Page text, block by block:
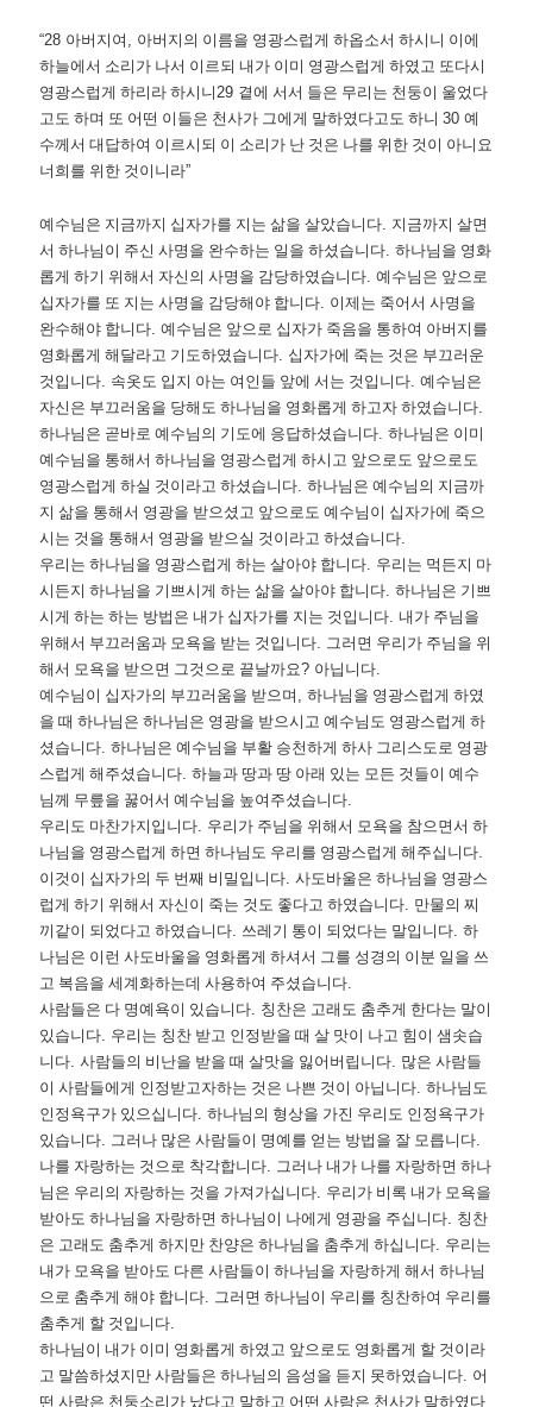
“28 아버지여 , 아버지의 이름을 영광스럽게 하옵소서 하시니 이에
하늘에서 소리가 나서 이르되 내가 이미 영광스럽게 하였고 또다시
영광스럽게 하리라 하시니29 곁에 서서 들은 무리는 천둥이 울었다
고도 하며 또 어떤 이들은 천사가 그에게 말하였다고도 하니30예
수께서 대답하여 이르시되 이 소리가 난 것은 나를 위한 것이 아니요
너희를 위한 것이니라”
예수님은 지금까지 십자가를 지는 삶을 살았습니다. 지금까지 살면
서 하나님이 주신 사명을 완수하는 일을 하셨습니다.하나님을 영화
롭게 하기 위해서 자신의 사명을 감당하였습니다.예수님은 앞으로
십자가를 또 지는 사명을 감당해야 합니다. 이제는 죽어서 사명을
완수해야 합니다.예수님은 앞으로 십자가 죽음을 통하여 아버지를
영화롭게 해달라고 기도하였습니다. 십자가에 죽는 것은 부끄러운
것입니다. 속옷도 입지 아는 여인들 앞에 서는 것입니다.예수님은
자신은 부끄러움을 당해도 하나님을 영화롭게 하고자 하였습니다.
하나님은 곧바로 예수님의 기도에 응답하셨습니다.하나님은 이미
예수님을 통해서 하나님을 영광스럽게 하시고 앞으로도 앞으로도
영광스럽게 하실 것이라고 하셨습니다.하나님은 예수님의 지금까
지 삶을 통해서 영광을 받으셨고 앞으로도 예수님이 십자가에 죽으
시는 것을 통해서 영광을 받으실 것이라고 하셨습니다.
우리는 하나님을 영광스럽게 하는 살아야 합니다. 우리는 먹든지 마
시든지 하나님을 기쁘시게 하는 삶을 살아야 합니다.하나님은 기쁘
시게 하는 하는 방법은 내가 십자가를 지는 것입니다.내가 주님을
위해서 부끄러움과 모욕을 받는 것입니다. 그러면 우리가 주님을 위
해서 모욕을 받으면 그것으로 끝날까요? 아닙니다.
예수님이 십자가의 부끄러움을 받으며 ,하나님을 영광스럽게 하였
을 때 하나님은 하나님은 영광을 받으시고 예수님도 영광스럽게 하
셨습니다.하나님은 예수님을 부활 승천하게 하사 그리스도로 영광
스럽게 해주셨습니다.하늘과 땅과 땅 아래 있는 모든 것들이 예수
님께 무릎을 꿇어서 예수님을 높여주셨습니다.
우리도 마찬가지입니다. 우리가 주님을 위해서 모욕을 참으면서 하
나님을 영광스럽게 하면 하나님도 우리를 영광스럽게 해주십니다.
이것이 십자가의 두 번째 비밀입니다.사도바울은 하나님을 영광스
럽게 하기 위해서 자신이 죽는 것도 좋다고 하였습니다. 만물의 찌
끼같이 되었다고 하였습니다. 쓰레기 통이 되었다는 말입니다.하
나님은 이런 사도바울을 영화롭게 하셔서 그를 성경의 이분 일을 쓰
고 복음을 세계화하는데 사용하여 주셨습니다.
사람들은 다 명예욕이 있습니다. 칭찬은 고래도 춤추게 한다는 말이
있습니다. 우리는 칭찬 받고 인정받을 때 살 맛이 나고 힘이 샘솟습
니다.사람들의 비난을 받을 때 살맛을 잃어버립니다. 많은 사람들
이 사람들에게 인정받고자하는 것은 나쁜 것이 아닙니다.하나님도
인정욕구가 있으십니다.하나님의 형상을 가진 우리도 인정욕구가
있습니다. 그러나 많은 사람들이 명예를 얻는 방법을 잘 모릅니다.
나를 자랑하는 것으로 착각합니다. 그러나 내가 나를 자랑하면 하나
님은 우리의 자랑하는 것을 가져가십니다. 우리가 비록 내가 모욕을
받아도 하나님을 자랑하면 하나님이 나에게 영광을 주십니다. 칭찬
은 고래도 춤추게 하지만 찬양은 하나님을 춤추게 하십니다. 우리는
내가 모욕을 받아도 다른 사람들이 하나님을 자랑하게 해서 하나님
으로 춤추게 해야 합니다. 그러면 하나님이 우리를 칭찬하여 우리를
춤추게 할 것입니다.
하나님이 내가 이미 영화롭게 하였고 앞으로도 영화롭게 할 것이라
고 말씀하셨지만 사람들은 하나님의 음성을 듣지 못하였습니다. 어
떤 사람은 천둥소리가 났다고 말하고 어떤 사람은 천사가 말하였다